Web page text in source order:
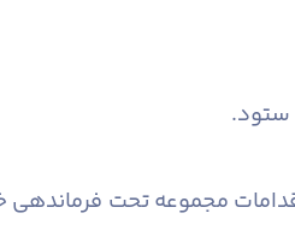
ستود.
مجموعه تحت فرماندهی